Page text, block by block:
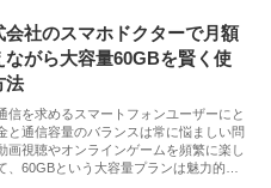
会社のスマホドクターで月額
ながら大容量60GBを賢く使
法
信を求めるスマートフォンユーザーにと
と通信容量のバランスは常に悩ましい問
画視聴やオンラインゲームを頻繁に楽し
、60GBという大容量プランは魅力的…